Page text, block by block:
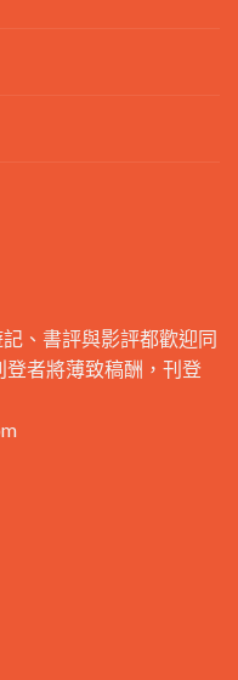
、書評與影評都歡迎同
者將薄致稿酬，刊登